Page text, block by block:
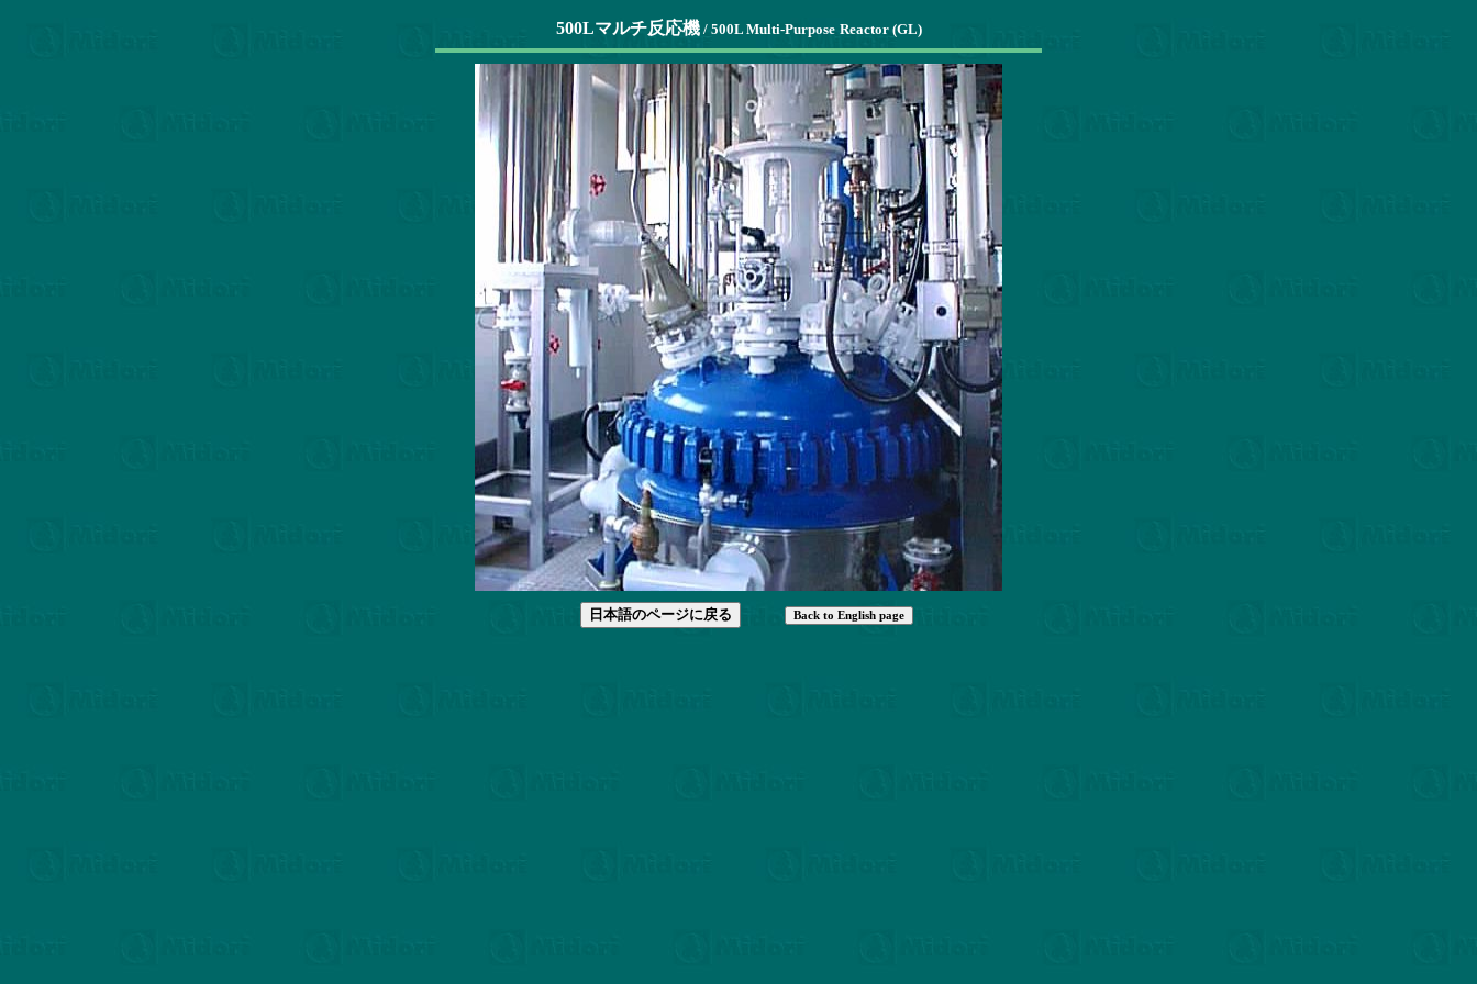
500Lマルチ反応機/ 500L Multi-Purpose Reactor (GL)